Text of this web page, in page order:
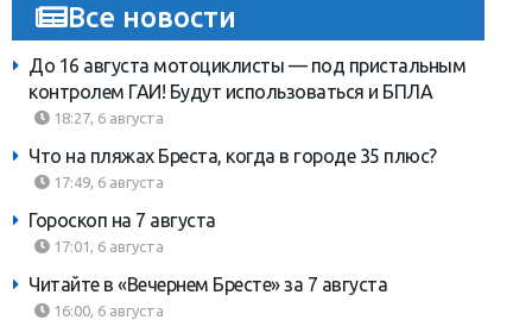
Все новости
До 16 августа мотоциклисты — под пристальным
контролем ГАИ! Будут использоваться и БПЛА
18:27, 6 августа
Что на пляжах Бреста, когда в городе 35 плюс?
17:49, 6 августа
Гороскоп на 7 августа
17:01, 6 августа
Читайте в «Вечернем Бресте» за 7 августа
16:00, 6 августа